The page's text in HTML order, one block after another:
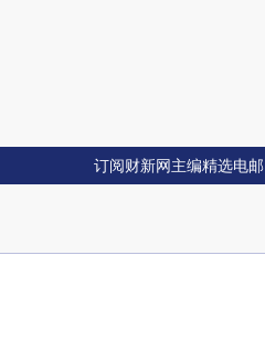
订阅财新网主编精选电邮